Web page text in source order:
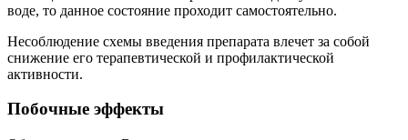
воде, то данное состояние проходит самостоятельно.
Несоблюдение схемы введения препарата влечет за собой
снижение его терапевтической и профилактической
активности.
Побочные эффекты